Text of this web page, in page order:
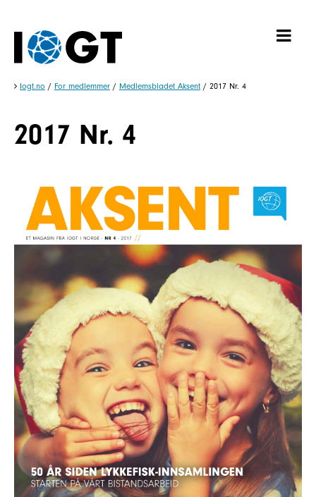
Iogt.no / For medlemmer / Medlemsbladet Aksent / 2017 Nr. 4
2017 Nr. 4